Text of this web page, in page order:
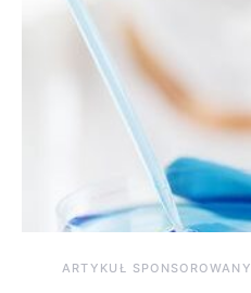
ARTYKUŁ SPONSOROWANY